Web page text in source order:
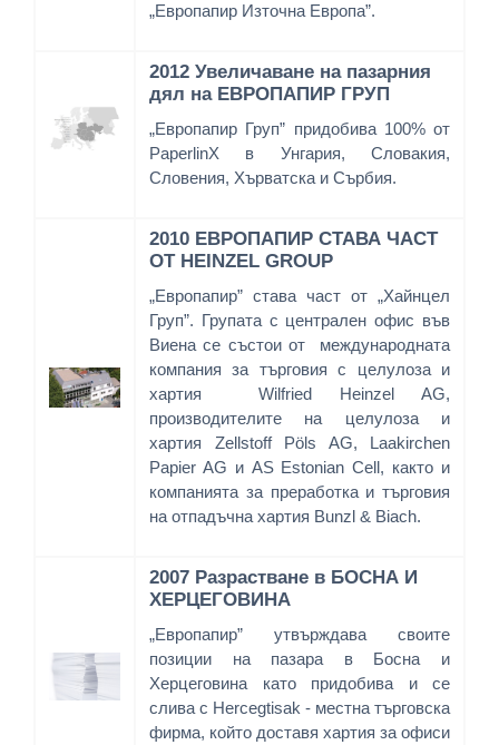
„Европапир Източна Европа”.
2012 Увеличаване на пазарния
дял на ЕВРОПАПИР ГРУП
„Европапир Груп” придобива 100% от
PaperlinX в Унгария, Словакия,
Словения, Хърватска и Сърбия.
2010 ЕВРОПАПИР СТАВА ЧАСТ
ОТ HEINZEL GROUP
„Европапир” става част от „Хайнцел
Груп”. Групата с централен офис във
Виена се състои от международната
компания за търговия с целулоза и
хартия Wilfried Heinzel AG,
производителите на целулоза и
хартия Zellstoff Pöls AG, Laakirchen
Papier AG и AS Estonian Cell, както и
компанията за преработка и търговия
на отпадъчна хартия Bunzl & Biach.
2007 Разрастване в БОСНА И
ХЕРЦЕГОВИНА
„Европапир” утвърждава своите
позиции на пазара в Босна и
Херцеговина като придобива и се
слива с Hercegtisak - местна търговска
фирма, който доставя хартия за офиси